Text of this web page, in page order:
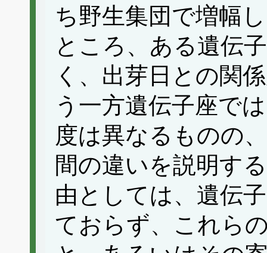
ち野生集団で増幅
ところ、ある遺伝
く、出芽日との関
う一方遺伝子座で
度は異なるものの
間の違いを説明す
由としては、遺伝
ておらず、これら